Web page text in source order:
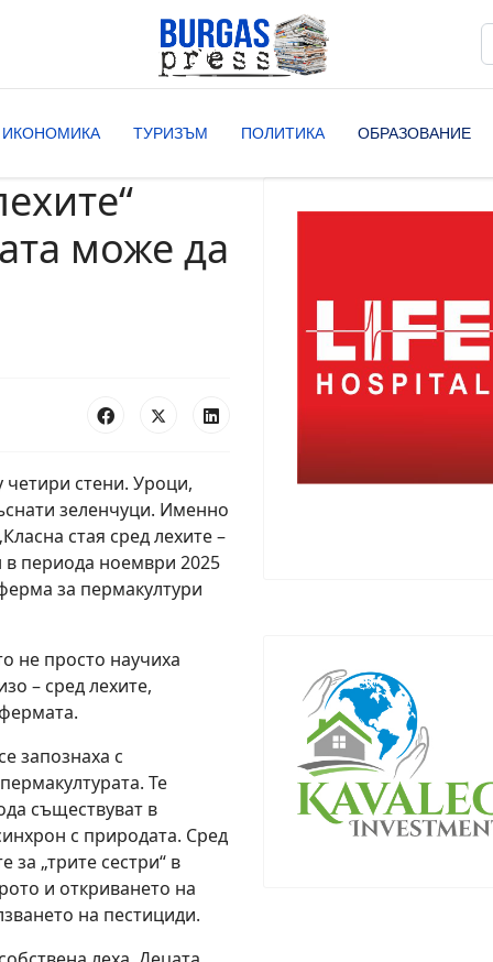
ИКОНОМИКА ТУРИЗЪМ ПОЛИТИКА ОБРАЗОВАНИЕ
може да
стени. Уроци,
зеленчуци. Именно
стая сред лехите –
в периода ноември 2025
за пермакултури
не просто научиха
– сред лехите,
запознаха с
Те
съществуват в
с природата. Сред
„трите сестри“ в
и откриването на
на пестициди.